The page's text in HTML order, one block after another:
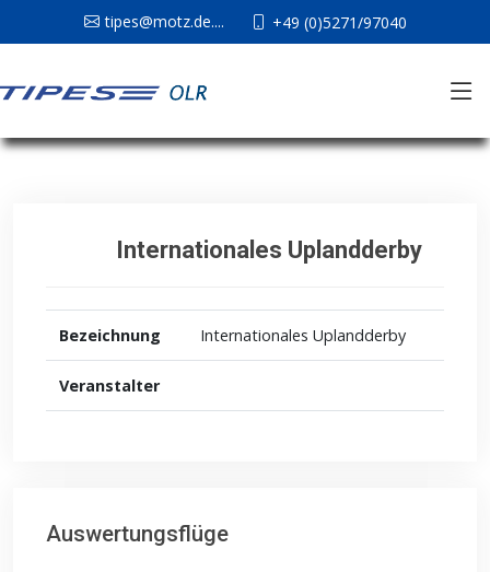
tipes@motz.de.... +49 (0)5271/97040
Internationales Uplandderby
Bezeichnung Internationales Uplandderby
Veranstalter
Auswertungsflüge